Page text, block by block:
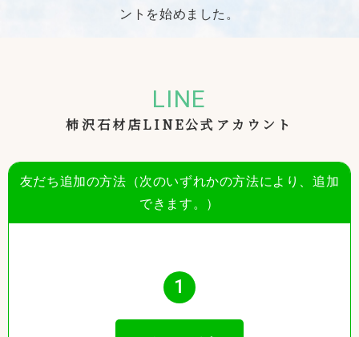
ントを始めました。
LINE
柿沢石材店LINE公式アカウント
友だち追加の方法（次のいずれかの方法により、追加
できます。）
1